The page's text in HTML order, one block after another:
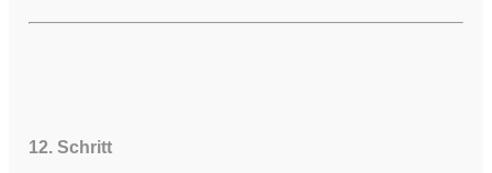
12. Schritt